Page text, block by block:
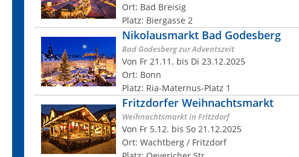
Ort: Bad Breisig
Platz: Biergasse 2
Nikolausmarkt Bad Godesberg
Bad Godesberg zur Adventszeit
Von Fr 21.11. bis Di 23.12.2025
Ort: Bonn
Platz: Ria-Maternus-Platz 1
Fritzdorfer Weihnachtsmarkt
Weihnachtsmarkt in Fritzdorf
Von Fr 5.12. bis So 21.12.2025
Ort: Wachtberg / Fritzdorf